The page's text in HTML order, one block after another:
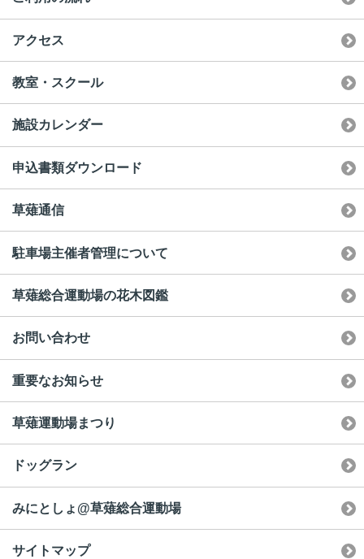
アクセス
教室・スクール
施設カレンダー
申込書類ダウンロード
草薙通信
駐車場主催者管理について
草薙総合運動場の花木図鑑
お問い合わせ
重要なお知らせ
草薙運動場まつり
ドッグラン
みにとしょ@草薙総合運動場
サイトマップ